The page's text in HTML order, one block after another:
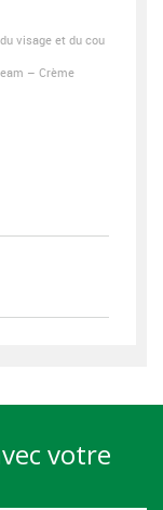
visage et du cou
– Crème
votre